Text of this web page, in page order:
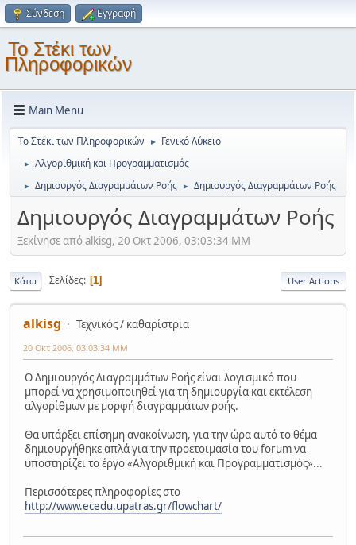
Σύνδεση Εγγραφή
Το Στέκι των
Πληροφορικών
Main Menu
Το Στέκι των Πληροφορικών ► Γενικό Λύκειο
► Αλγοριθμική και Προγραμματισμός
► Δημιουργός Διαγραμμάτων Ροής ► Δημιουργός Διαγραμμάτων Ροής
Δημιουργός Διαγραμμάτων Ροής
Ξεκίνησε από alkisg, 20 Οκτ 2006, 03:03:34 ΜΜ
Κάτω Σελίδες 1 User Actions
alkisg Τεχνικός / καθαρίστρια
20 Οκτ 2006, 03:03:34 ΜΜ
Ο Δημιουργός Διαγραμμάτων Ροής είναι λογισμικό που
μπορεί να χρησιμοποιηθεί για τη δημιουργία και εκτέλεση
αλγορίθμων με μορφή διαγραμμάτων ροής.
Θα υπάρξει επίσημη ανακοίνωση, για την ώρα αυτό το θέμα
δημιουργήθηκε απλά για την προετοιμασία του forum να
υποστηρίζει το έργο «Αλγοριθμική και Προγραμματισμός»...
Περισσότερες πληροφορίες στο
http://www.ecedu.upatras.gr/flowchart/